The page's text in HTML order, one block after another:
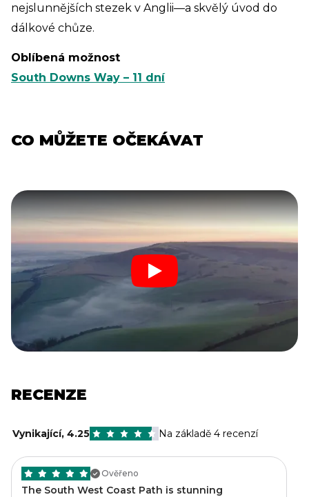
nejslunnějších stezek v Anglii—a skvělý úvod do
dálkové chůze.
Oblíbená možnost
South Downs Way – 11 dní
CO MŮŽETE OČEKÁVAT
RECENZE
Vynikající,4.25 Na základě 4 recenzí
Ověřeno
The South West Coast Path is stunning